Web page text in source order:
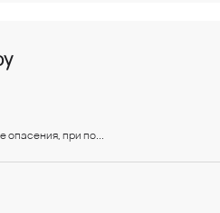
опасения, при по...